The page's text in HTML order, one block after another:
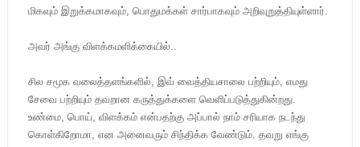
மிகவும் இறுக்கமாகவும், பொதுமக்கள் சார்பாகவும் அறிவுறுத்தியுள்ளார்.
அவர் அங்கு விளக்கமளிக்கையில்..
சில சமூக வலைத்தளங்களில், இவ் வைத்தியசாலை பற்றியும், எமது
சேவை பற்றியும் தவறான கருத்துக்களை வெளிப்படுத்துகின்றது.
உண்மை, பொய், விளக்கம் என்பதற்கு அப்பால் நாம் சரியாக நடந்து
கொள்கிறோமா, என அனைவரும் சிந்திக்க வேண்டும். தவறு எங்கு